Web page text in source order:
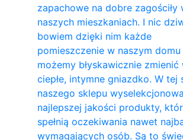
zapachowe na dobre zagościły
naszych mieszkaniach. I nic
bowiem dzięki nim każde
pomieszczenie w naszym domu
możemy błyskawicznie zmienić
ciepłe, intymne gniazdko. W tej
naszego sklepu
najlepszej jakości produkty,
spełnią oczekiwania nawet
wymagających osób. Są to